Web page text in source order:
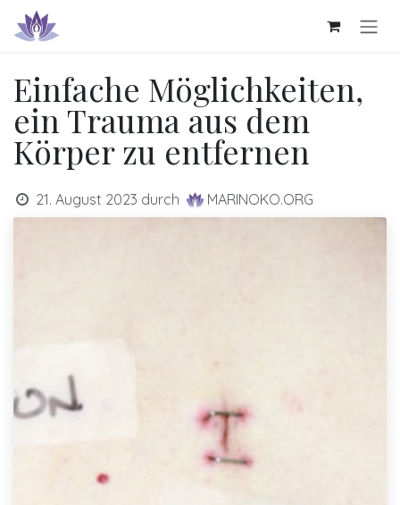
Zum Inhalt springen
Einfache Möglichkeiten,
ein Trauma aus dem
Körper zu entfernen
21. August 2023 durch MARINOKO.ORG